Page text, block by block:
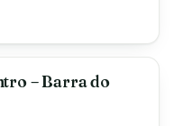
– Barra do